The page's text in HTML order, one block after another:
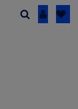
Inloggen